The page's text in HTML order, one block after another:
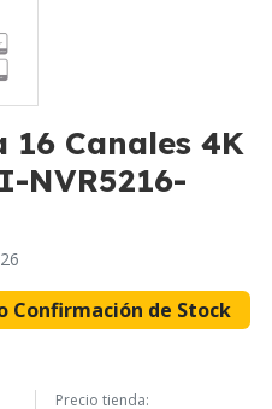
16 Canales 4K
NVR5216-
Confirmación de Stock
Precio tienda: